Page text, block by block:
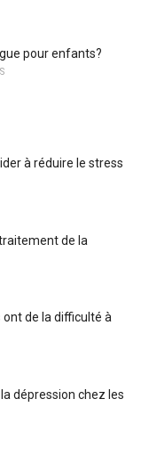
pour enfants?
à réduire le stress
de la
de la difficulté à
dépression chez les